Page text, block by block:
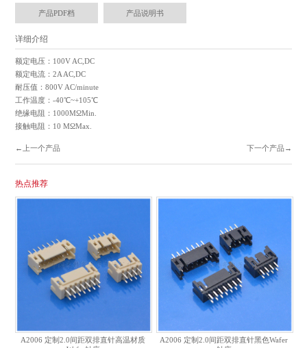
产品PDF档 产品说明书
详细介绍
额定电压：100V AC,DC
额定电流：2A AC,DC
耐压值：800V AC/minute
工作温度：-40℃~+105℃
绝缘电阻：1000MΩMin.
接触电阻：10 MΩMax.
←上一个产品 下一个产品→
热点推荐
A2006 定制2.0间距双排直针高温材质
A2006 定制2.0间距双排直针黑色Wafer